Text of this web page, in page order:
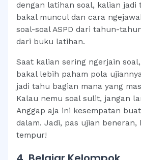
dengan latihan soal, kalian jadi
bakal muncul dan cara
soal-soal ASPD dari tahun-
dari buku latihan.
Saat kalian sering ngerjain
bakal lebih paham pola
jadi tahu bagian mana yang
Kalau nemu soal sulit, jangan
Anggap aja ini kesempatan
dalam. Jadi, pas ujian beneran,
tempur!